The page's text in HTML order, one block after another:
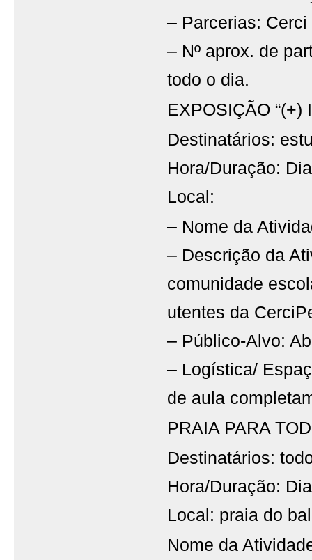
– Parcerias: Cerci
– Nº aprox. de
todo o dia.
EXPOSIÇÃO “(+)
Destinatários:
Hora/Duração:
Local:
– Nome da
– Descrição da
comunidade
utentes da
– Público-Alvo:
– Logística/
de aula
PRAIA PARA
Destinatários:
Hora/Duração:
Local: praia do
Nome da